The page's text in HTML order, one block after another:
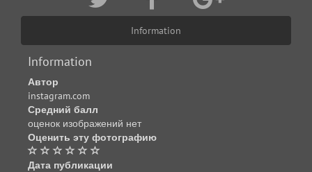
Information
Information
Автор
instagram.com
Средний балл
оценок изображений нет
Оценить эту фотографию
Дата публикации